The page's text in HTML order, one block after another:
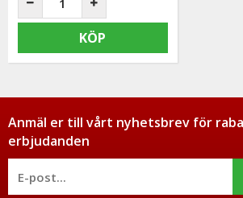
KÖP
Anmäl er till vårt nyhetsbrev för
erbjudanden